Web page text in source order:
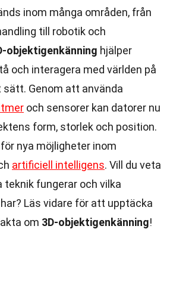
inom många områden, från
till robotik och
objektigenkänning hjälper
och interagera med världen på
Genom att använda
och sensorer kan datorer nu
form, storlek och position.
nya möjligheter inom
artificiell intelligens. Vill du veta
teknik fungerar och vilka
Läs vidare för att upptäcka
om 3D-objektigenkänning!